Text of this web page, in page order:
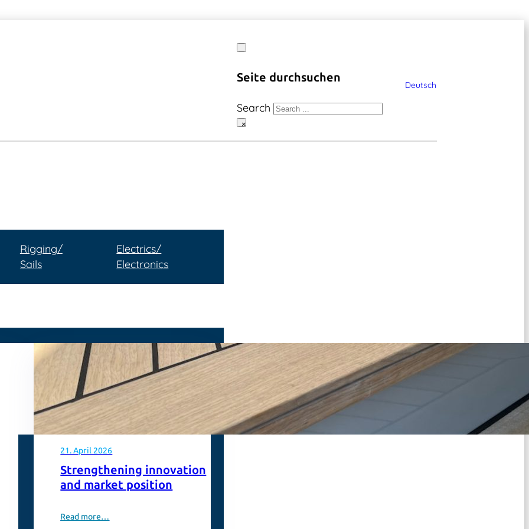
Seite durchsuchen
Search
×
Deutsch
Rigging/
Sails
Electrics/
Electronics
21. April 2026
Strengthening innovation
and market position
Read more…